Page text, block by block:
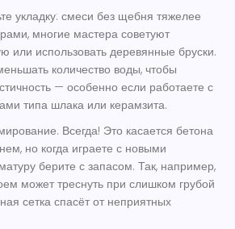
укладку: смеси без щебня тяжелее
многие мастера советуют
или использовать деревянные бруски.
количество воды, чтобы
— особенно если работаете с
типа шлака или керамзита.
Всегда! Это касается бетона
но когда играете с новыми
берите с запасом. Так, например,
может треснуть при слишком грубой
сетка спасёт от неприятных